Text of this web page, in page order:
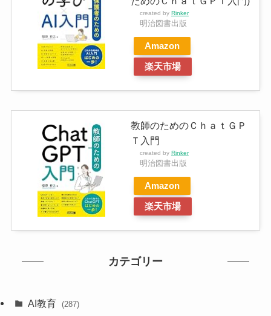
created by Rinker
明治図書出版
Amazon
楽天市場
教師のためのＣｈａｔＧＰ
Ｔ入門
created by Rinker
明治図書出版
Amazon
楽天市場
カテゴリー
AI教育 (287)